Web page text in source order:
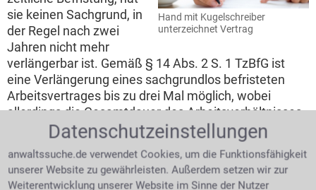
Hand mit Kugelschreiber
unterzeichnet Vertrag
sie keinen Sachgrund, in
der Regel nach zwei
Jahren nicht mehr
verlängerbar ist. Gemäß § 14 Abs. 2 S. 1 TzBfG ist
eine Verlängerung eines sachgrundlos befristeten
Arbeitsvertrages bis zu drei Mal möglich, wobei
allerdings die Gesamtdauer des Arbeitsverhältnisses
zwei Jahre nicht überschreiten darf. Ein
zweckbefristeter Vertrag endet mit dem Erreichen
des formulierten Zweckes wegen dem er
geschlossen wurde. Hier gibt es nur die Bedingung,
Datenschutzeinstellungen
anwaltssuche.de verwendet Cookies, um die Funktionsfähigkeit
unserer Website zu gewährleisten. Außerdem setzen wir zur
Weiterentwicklung unserer Website im Sinne der Nutzer